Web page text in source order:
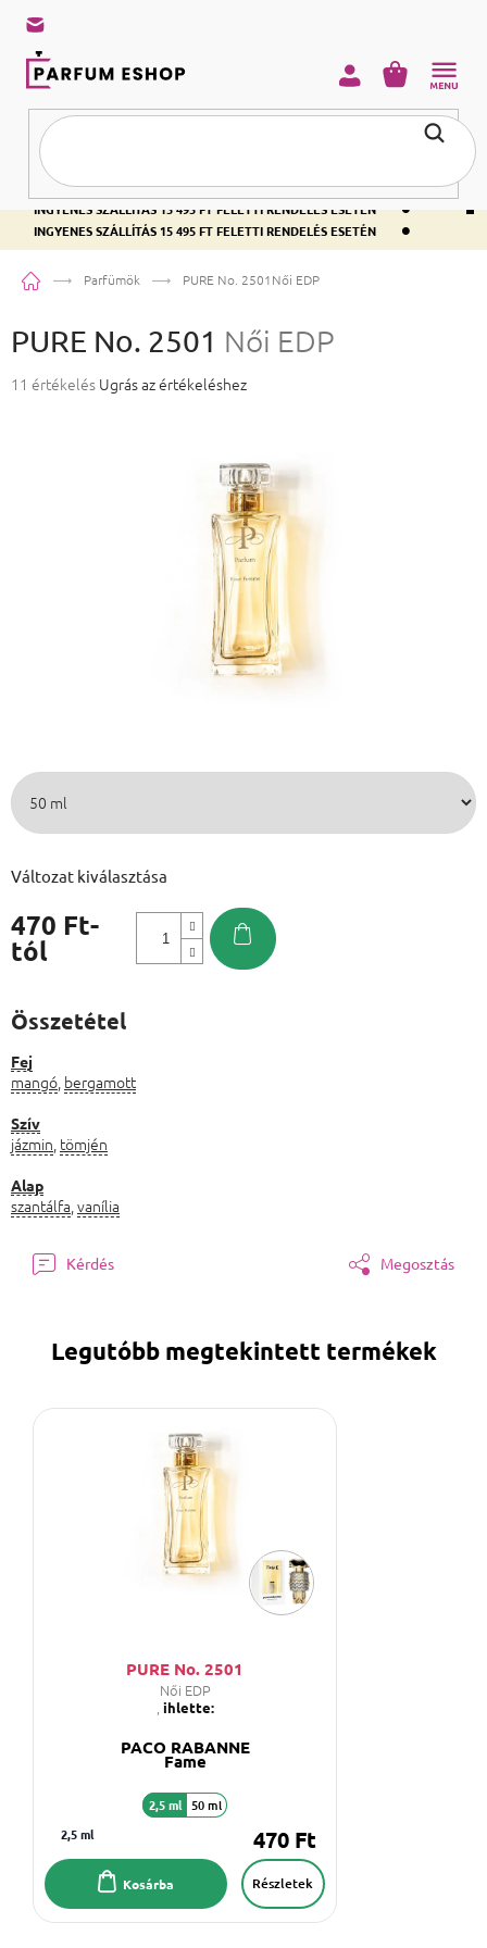
INGYENES SZÁLLÍTÁS 15 495 FT FELETTI RENDELÉS ESETÉN •
INGYENES SZÁLLÍTÁS 15 495 FT FELETTI RENDELÉS ESETÉN •
INGYENES SZÁLLÍTÁS 15 495 FT FELETTI RENDELÉS ESETÉN •
KOSÁR
KezdőlapParfümök PURE No. 2501Női EDP
PURE No. 2501 Női EDP
A termék átlagos értékelése 5-ből 4,8 csillag.
11 értékelés Ugrás az értékeléshez
470 Ft-
tól
Változat kiválasztása
Összetétel
Fej
mangó bergamott
Szív
jázmin tömjén
Alap
szantálfa vanília
Kérdés Megosztás
Legutóbb megtekintett termékek
PURE No. 2501
Női EDP
, ihlette:
PACO RABANNE
Fame
2,5 ml 50 ml
2,5 ml 470 Ft
Részletek
Kosárba